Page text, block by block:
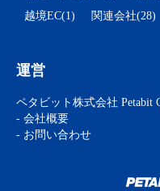
越境EC(1)
関連会社(28)
運営
ペタビット株式会社 Petabit
- 会社概要
- お問い合わせ